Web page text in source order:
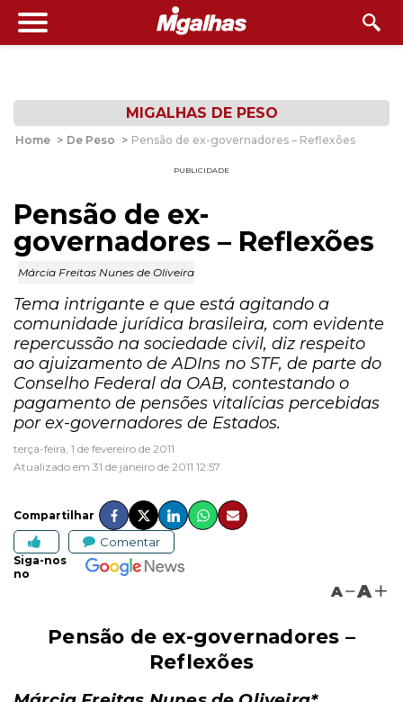
MIGALHAS DE PESO
Home > De Peso > Pensão de ex-governadores – Reflexões
PUBLICIDADE
Pensão de ex-
governadores – Reflexões
Márcia Freitas Nunes de Oliveira
Tema intrigante e que está agitando a
comunidade jurídica brasileira, com evidente
repercussão na sociedade civil, diz respeito
ao ajuizamento de ADIns no STF, de parte do
Conselho Federal da OAB, contestando o
pagamento de pensões vitalícias percebidas
por ex-governadores de Estados.
terça-feira, 1 de fevereiro de 2011
Atualizado em 31 de janeiro de 2011 12:57
Compartilhar
Comentar
Siga-nos
no
A A
Pensão de ex-governadores –
Reflexões